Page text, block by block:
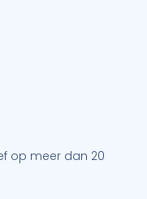
op meer dan 20